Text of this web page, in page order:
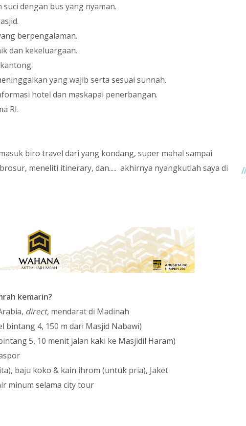
dengan bus yang nyaman.
berpengalaman.
dan kekeluargaan.
yang wajib serta sesuai sunnah.
hotel dan maskapai penerbangan.
RI.
biro travel dari yang kondang, super mahal sampai
meneliti itinerary, dan..... akhirnya nyangkutlah saya di
kemarin?
direct, mendarat di Madinah
4, 150 m dari Masjid Nabawi)
5, 10 menit jalan kaki ke Masjidil Haram)
baju koko & kain ihrom (untuk pria), Jaket
minum selama city tour